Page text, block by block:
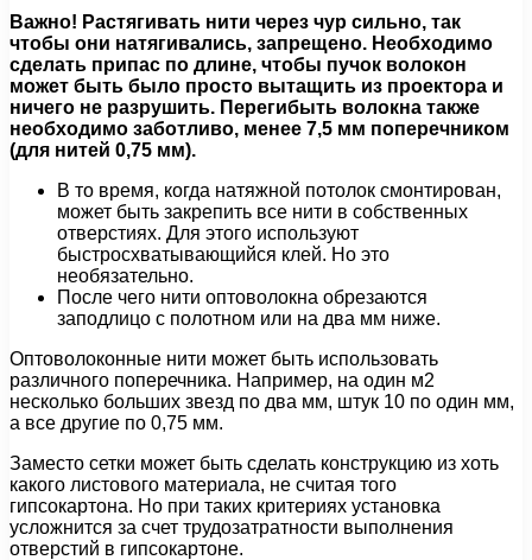
Важно! Растягивать нити через чур сильно, так
чтобы они натягивались, запрещено. Необходимо
сделать припас по длине, чтобы пучок волокон
может быть было просто вытащить из проектора и
ничего не разрушить. Перегибыть волокна также
необходимо заботливо, менее 7,5 мм поперечником
(для нитей 0,75 мм).
В то время, когда натяжной потолок смонтирован,
может быть закрепить все нити в собственных
отверстиях. Для этого используют
быстросхватывающийся клей. Но это
необязательно.
После чего нити оптоволокна обрезаются
заподлицо с полотном или на два мм ниже.
Оптоволоконные нити может быть использовать
различного поперечника. Например, на один м2
несколько больших звезд по два мм, штук 10 по один мм,
а все другие по 0,75 мм.
Заместо сетки может быть сделать конструкцию из хоть
какого листового материала, не считая того
гипсокартона. Но при таких критериях установка
усложнится за счет трудозатратности выполнения
отверстий в гипсокартоне.